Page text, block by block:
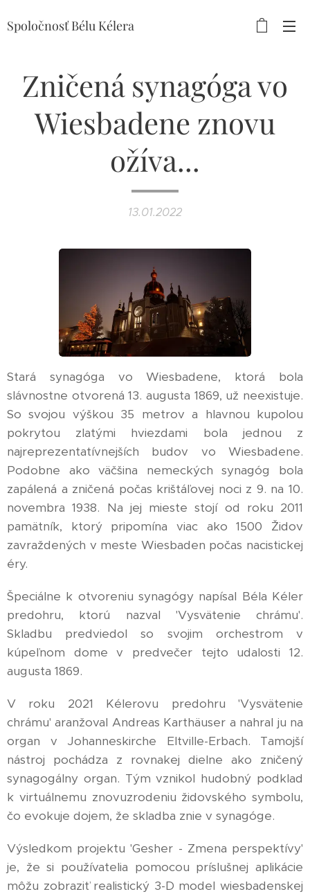
Spoločnosť Bélu Kélera
Zničená synagóga vo
Wiesbadene znovu
ožíva...
13.01.2022
Stará synagóga vo Wiesbadene, ktorá bola
slávnostne otvorená 13. augusta 1869, už neexistuje.
So svojou výškou 35 metrov a hlavnou kupolou
pokrytou zlatými hviezdami bola jednou z
najreprezentatívnejších budov vo Wiesbadene.
Podobne ako väčšina nemeckých synagóg bola
zapálená a zničená počas krištáľovej noci z 9. na 10.
novembra 1938. Na jej mieste stojí od roku 2011
pamätník, ktorý pripomína viac ako 1500 Židov
zavraždených v meste Wiesbaden počas nacistickej
éry.
Špeciálne k otvoreniu synagógy napísal Béla Kéler
predohru, ktorú nazval 'Vysvätenie chrámu'.
Skladbu predviedol so svojim orchestrom v
kúpeľnom dome v predvečer tejto udalosti 12.
augusta 1869.
V roku 2021 Kélerovu predohru 'Vysvätenie
chrámu' aranžoval Andreas Karthäuser a nahral ju na
organ v Johanneskirche Eltville-Erbach. Tamojší
nástroj pochádza z rovnakej dielne ako zničený
synagogálny organ. Tým vznikol hudobný podklad
k virtuálnemu znovuzrodeniu židovského symbolu,
čo evokuje dojem, že skladba znie v synagóge.
Výsledkom projektu 'Gesher - Zmena perspektívy'
je, že si používatelia pomocou príslušnej aplikácie
môžu zobraziť realistický 3-D model wiesbadenskej